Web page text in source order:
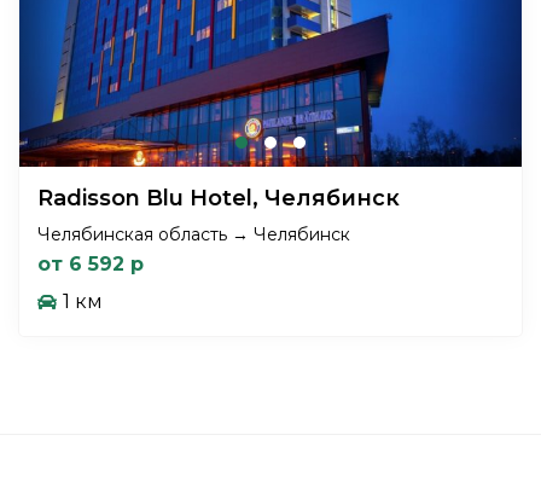
Radisson Blu Hotel, Челябинск
Челябинская область → Челябинск
от 6 592 р
1 км